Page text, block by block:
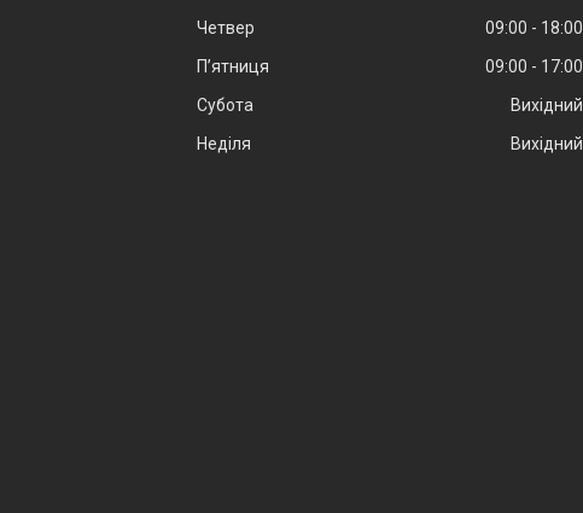
Четвер
09:00
18:00
Пʼятниця
09:00
17:00
Субота
Вихідний
Неділя
Вихідний